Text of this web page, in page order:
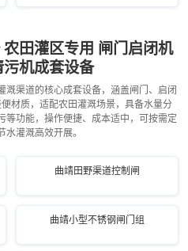
田灌区专用 闸门启闭机
机成套设备
溉渠道的核心成套设备，涵盖闸门、启闭
材质，适配农田灌溉场景，具备水量分
等功能，操作便捷、成本适中，可按需定
水灌溉高效开展。
曲靖田野渠道控制闸
曲靖小型不锈钢闸门组